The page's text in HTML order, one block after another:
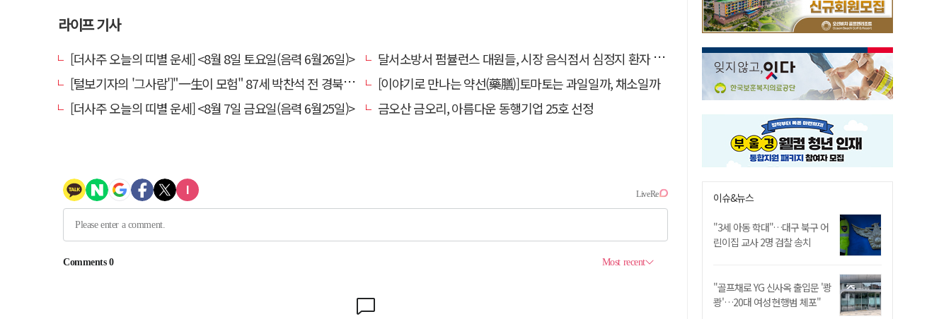
라이프 기사
[더사주 오늘의 띠별 운세] <8월 8일 토요일(음력 6월26일)>
달서소방서 펌뷸런스 대원들, 시장 음식점서 심정지 환자 생명 살려
[털보기자의 '그사람']"一生이 모험" 87세 박찬석 전 경북대 총장
[이야기로 만나는 약선(藥膳)]토마토는 과일일까, 채소일까
[더사주 오늘의 띠별 운세] <8월 7일 금요일(음력 6월25일)>
금오산 금오리, 아름다운 동행기업 25호 선정
이슈&뉴스
"3세 아동 학대"…대구 북구 어
린이집 교사 2명 검찰 송치
"골프채로 YG 신사옥 출입문 '쾅
쾅'…20대 여성 현행범 체포"